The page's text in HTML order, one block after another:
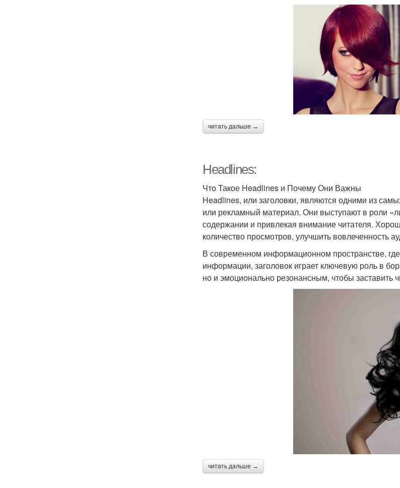
читать дальше →
Headlines:
Что Такое Headlines и Почему Они Важны
Headlines, или заголовки, являются одними из
или рекламный материал. Они выступают в роли
содержании и привлекая внимание читателя.
количество просмотров, улучшить вовлеченность
В современном информационном пространстве,
информации, заголовок играет ключевую роль в
но и эмоционально резонансным, чтобы заставить
читать дальше →